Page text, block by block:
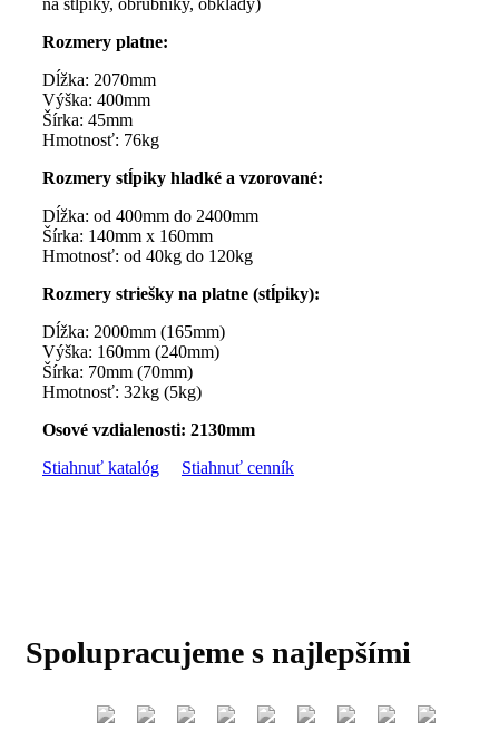
na stĺpiky, obrubníky, obklady)
Rozmery platne:
Dĺžka: 2070mm
Výška: 400mm
Šírka: 45mm
Hmotnosť: 76kg
Rozmery stĺpiky hladké a vzorované:
Dĺžka: od 400mm do 2400mm
Šírka: 140mm x 160mm
Hmotnosť: od 40kg do 120kg
Rozmery striešky na platne (stĺpiky):
Dĺžka: 2000mm (165mm)
Výška: 160mm (240mm)
Šírka: 70mm (70mm)
Hmotnosť: 32kg (5kg)
Osové vzdialenosti: 2130mm
Stiahnuť katalóg
Stiahnuť cenník
Spolupracujeme s najlepšími